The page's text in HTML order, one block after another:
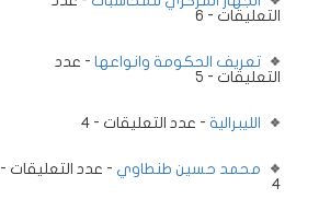
التعليقات - 6
تعريف الحكومة وانواعها - عدد
التعليقات - 5
الليبرالية - عدد التعليقات - 4
محمد حسين طنطاوي - عدد التعليقات -
4